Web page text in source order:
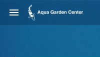
